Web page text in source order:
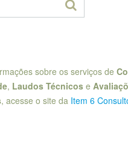
sobre os serviços de
, Laudos Técnicos e
, acesse o site da Item 6